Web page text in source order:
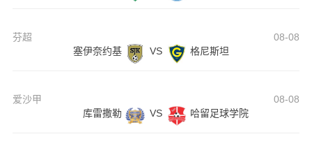
芬超
08-08
塞伊奈约基
VS 格尼斯坦
爱沙甲
08-08
库雷撒勒
VS 哈留足球学院